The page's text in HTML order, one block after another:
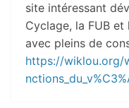
site intéressant
Cyclage, la FUB et
avec pleins de
https://wiklou.org/